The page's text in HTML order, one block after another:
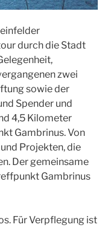
durch die Stadt
zwei
sowie der
Spender und
4,5 Kilometer
Gambrinus. Von
Projekten, die
Der gemeinsame
Gambrinus
Für Verpflegung ist